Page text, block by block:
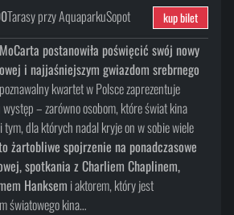
Tarasy przy AquaparkuSopot kup bilet
postanowiła poświęcić swój nowy
i najjaśniejszym gwiazdom srebrnego
kwartet w Polsce zaprezentuje
– zarówno osobom, które świat kina
tym, dla których nadal kryje on w sobie wiele
żartobliwe spojrzenie na ponadczasowe
spotkania z Charliem Chaplinem,
Hanksem i aktorem, który jest
światowego kina…